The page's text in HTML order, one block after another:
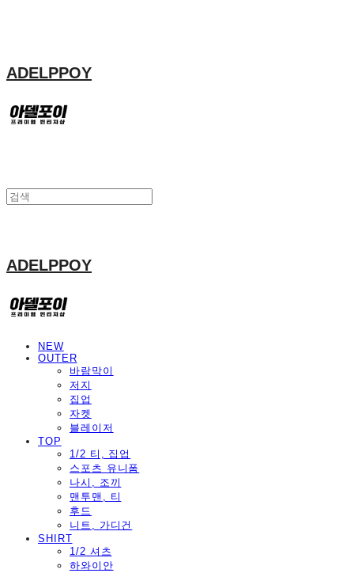
ADELPPOY
ADELPPOY
NEW
OUTER
바람막이
저지
집업
자켓
블레이저
TOP
1/2 티, 집업
스포츠 유니폼
나시, 조끼
맨투맨, 티
후드
니트, 가디건
SHIRT
1/2 셔츠
하와이안